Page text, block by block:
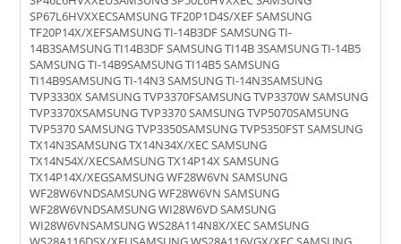
SP67L6HVXXECSAMSUNG TF20P1D4S/XEF SAMSUNG
TF20P14X/XEFSAMSUNG TI-14B3DF SAMSUNG TI-
14B3SAMSUNG TI14B3DF SAMSUNG TI14B 3SAMSUNG TI-14B5
SAMSUNG TI-14B9SAMSUNG TI14B5 SAMSUNG
TI14B9SAMSUNG TI-14N3 SAMSUNG TI-14N3SAMSUNG
TVP3330X SAMSUNG TVP3370FSAMSUNG TVP3370W SAMSUNG
TVP3370XSAMSUNG TVP3370 SAMSUNG TVP5070SAMSUNG
TVP5370 SAMSUNG TVP3350SAMSUNG TVP5350FST SAMSUNG
TX14N3SAMSUNG TX14N34X/XEC SAMSUNG
TX14N54X/XECSAMSUNG TX14P14X SAMSUNG
TX14P14X/XEGSAMSUNG WF28W6VN SAMSUNG
WF28W6VNDSAMSUNG WF28W6VN SAMSUNG
WF28W6VNDSAMSUNG WI28W6VD SAMSUNG
WI28W6VNSAMSUNG WS28A114N8X/XEC SAMSUNG